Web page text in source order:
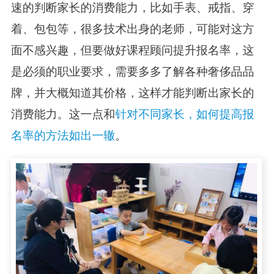
速的判断家长的消费能力，比如手表、戒指、穿
着、包包等，很多技术出身的老师，可能对这方
面不感兴趣，但要做好课程顾问提升报名率，这
是必须的职业要求，需要多多了解各种奢侈品品
牌，并大概知道其价格，这样才能判断出家长的
消费能力。这一点和针对不同家长，如何提高报
名率的方法如出一辙。